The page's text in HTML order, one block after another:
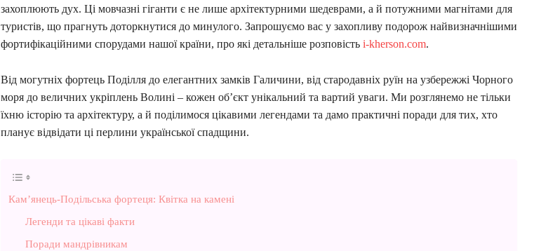
захоплюють дух. Ці мовчазні гіганти є не лише архітектурними шедеврами, а й потужними магнітами для
туристів, що прагнуть доторкнутися до минулого. Запрошуємо вас у захопливу подорож найвизначнішими
фортифікаційними спорудами нашої країни, про які детальніше розповість i-kherson.com.
Від могутніх фортець Поділля до елегантних замків Галичини, від стародавніх руїн на узбережжі Чорного
моря до величних укріплень Волині – кожен об’єкт унікальний та вартий уваги. Ми розглянемо не тільки
їхню історію та архітектуру, а й поділимося цікавими легендами та дамо практичні поради для тих, хто
планує відвідати ці перлини української спадщини.
Кам’янець-Подільська фортеця: Квітка на камені
Легенди та цікаві факти
Поради мандрівникам